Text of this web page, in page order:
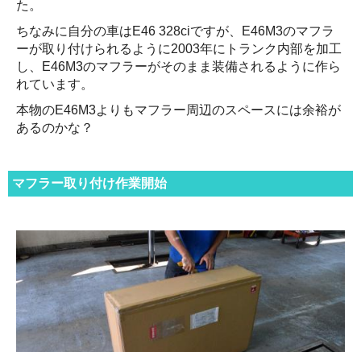
た。
ちなみに自分の車はE46 328ciですが、E46M3のマフラ
ーが取り付けられるように2003年にトランク内部を加工
し、E46M3のマフラーがそのまま装備されるように作ら
れています。
本物のE46M3よりもマフラー周辺のスペースには余裕が
あるのかな？
マフラー取り付け作業開始